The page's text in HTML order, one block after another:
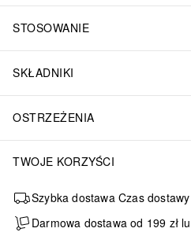
STOSOWANIE
SKŁADNIKI
OSTRZEŻENIA
TWOJE KORZYŚCI
Szybka dostawa Czas
Darmowa dostawa od 199 zł